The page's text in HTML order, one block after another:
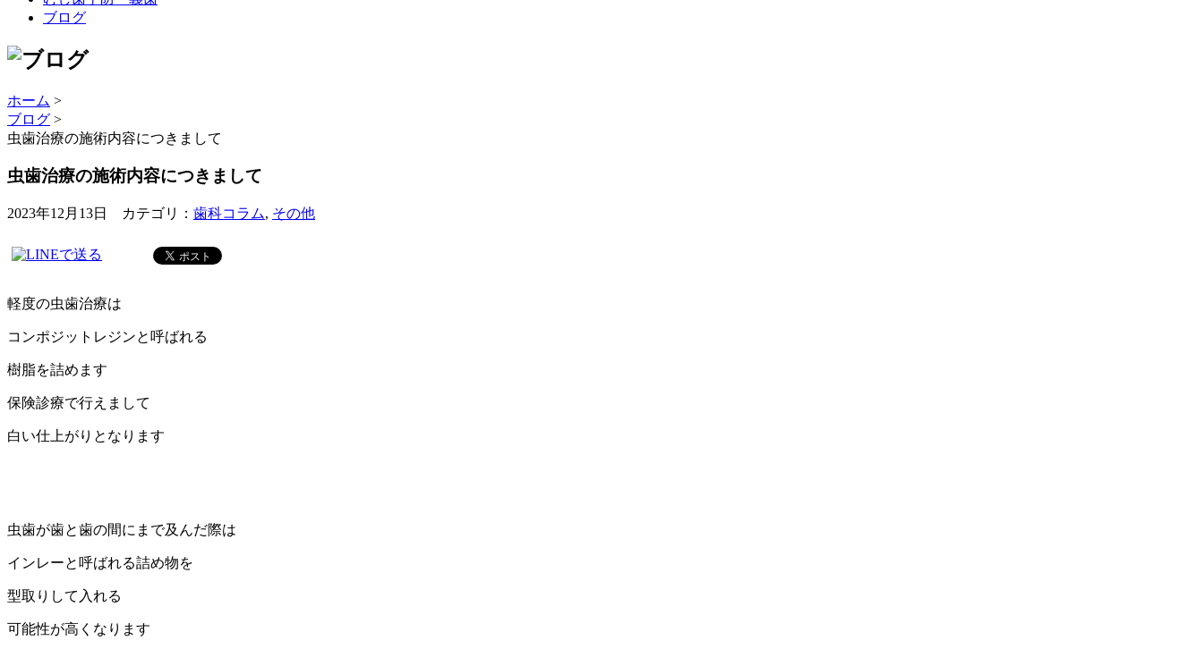
ブログ
ホーム >
ブログ >
虫歯治療の施術内容につきまして
虫歯治療の施術内容につきまして
2023年12月13日 カテゴリ： 歯科コラム, その他
軽度の虫歯治療は
コンポジットレジンと呼ばれる
樹脂を詰めます
保険診療で行えまして
白い仕上がりとなります
虫歯が歯と歯の間にまで及んだ際は
インレーと呼ばれる詰め物を
型取りして入れる
可能性が高くなります